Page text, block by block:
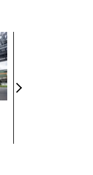
「挑戦者の明日」